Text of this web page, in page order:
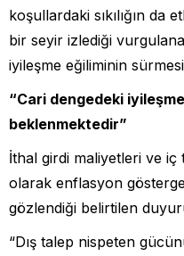
koşullardaki sıkılığın da
bir seyir izlediği
iyileşme eğiliminin
“Cari dengedeki
beklenmektedir”
İthal girdi maliyetleri ve iç
olarak enflasyon
gözlendiği belirtilen
“Dış talep nispeten